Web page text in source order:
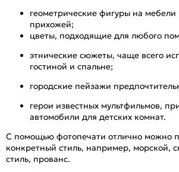
геометрические фигуры на мебели
прихожей;
цветы, подходящие для любого
этнические сюжеты, чаще всего
гостиной и спальне;
городские пейзажи
герои известных мультфильмов,
автомобили для детских комнат.
С помощью фотопечати отлично можно
конкретный стиль, например, морской,
стиль, прованс.